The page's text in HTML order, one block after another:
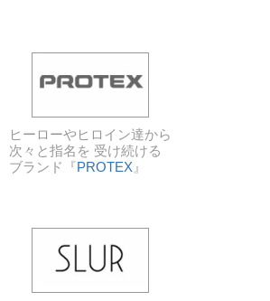
ヒーローやヒロイン達から
次々と指名を 受け続ける
ブランド『PROTEX 』